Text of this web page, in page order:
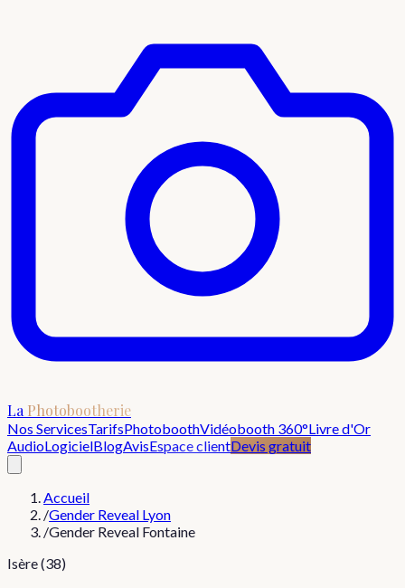
La Photobootherie
Nos ServicesTarifsPhotoboothVidéobooth 360°Livre d'Or
AudioLogicielBlogAvisEspace clientDevis gratuit
Accueil
/Gender Reveal Lyon
/Gender Reveal Fontaine
Isère (38)